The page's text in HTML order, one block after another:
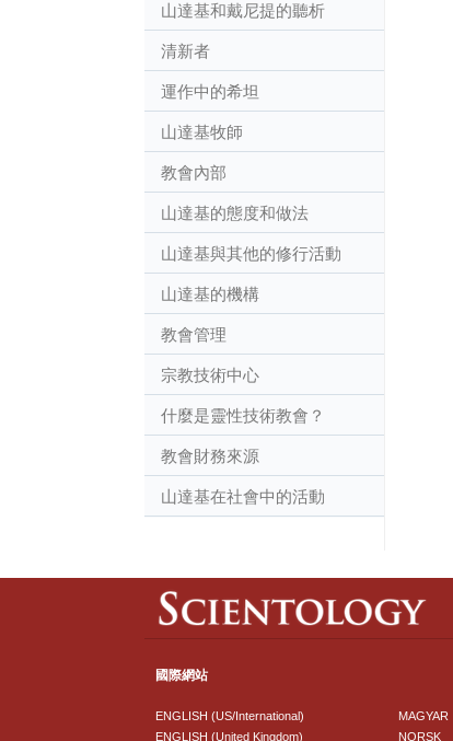
山達基和戴尼提的聽析
清新者
運作中的希坦
山達基牧師
教會內部
山達基的態度和做法
山達基與其他的修行活動
山達基的機構
教會管理
宗教技術中心
什麼是靈性技術教會？
教會財務來源
山達基在社會中的活動
國際網站
ENGLISH (US/International)
ENGLISH (United Kingdom)
MAGYAR
NORSK